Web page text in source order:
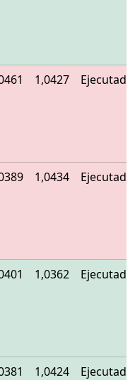
1,0427 Ejecutado
1,0434 Ejecutado
1,0362 Ejecutado
1,0424 Ejecutado